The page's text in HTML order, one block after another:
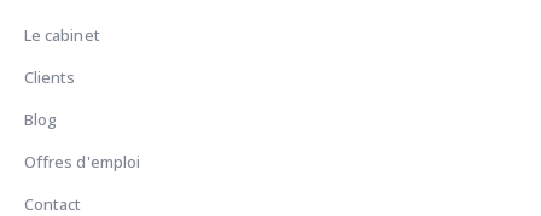
Le cabinet
Clients
Blog
Offres d'emploi
Contact